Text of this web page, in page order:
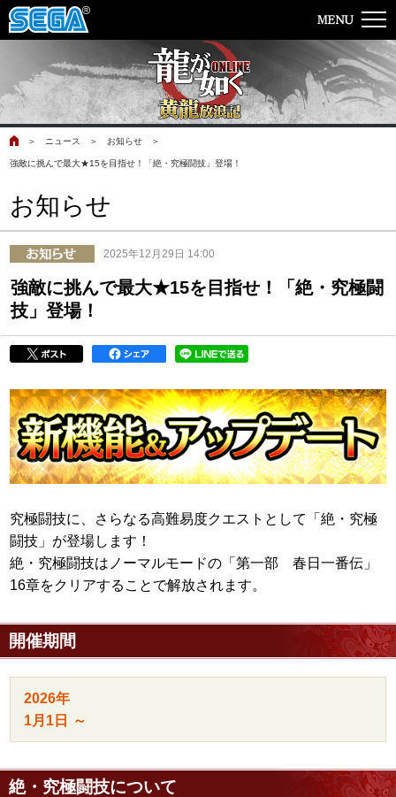
＞ ニュース ＞ お知らせ ＞
強敵に挑んで最大★15を目指せ！「絶・究極闘技」登場！
お知らせ
2025年12月29日 14:00
強敵に挑んで最大★15を目指せ！「絶・究極闘
技」登場！
究極闘技に、さらなる高難易度クエストとして「絶・究極
闘技」が登場します！
絶・究極闘技はノーマルモードの「第一部 春日一番伝」
16章をクリアすることで解放されます。
開催期間
2026年
1月1日
～
絶・究極闘技について